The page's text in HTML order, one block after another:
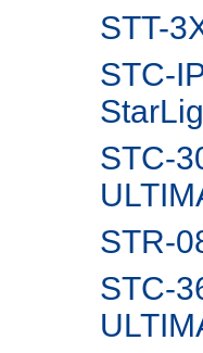
STT-
STC-
STC-
STR-
STC-